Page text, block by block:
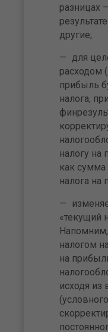
разницах
другие;
для
расходом
прибыль
налога,
налогу на
как сумма
налога на
«текущий
налогом
на
исходя из